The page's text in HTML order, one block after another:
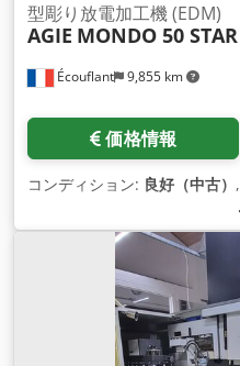
Écouflant 9,855 km
型彫り放電加工機 (EDM)
AGIE MONDO 50 STAR
価格情報
コンディション: 良好（中古） ,